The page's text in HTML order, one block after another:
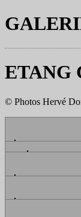
ETANG
© Photos Hervé